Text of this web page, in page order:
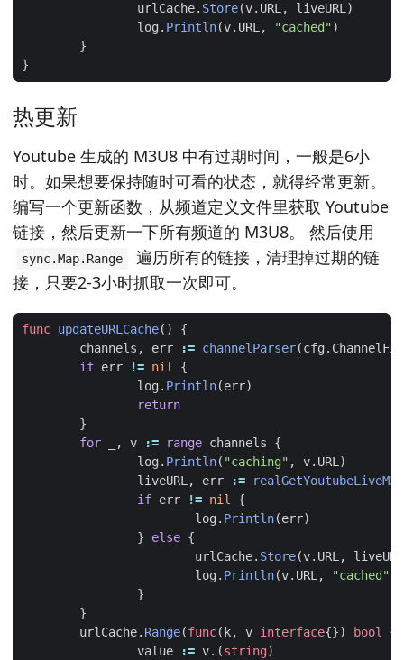
urlCache. Store(v. URL, liveURL)
log . Println(v. URL, "cached")
}
}
热更新
Youtube 生成的 M3U8 中有过期时间，一般是6小
时。如果想要保持随时可看的状态，就得经常更新。
编写一个更新函数，从频道定义文件里获取 Youtube
链接，然后更新一下所有频道的 M3U8。 然后使用
sync.Map.Range
遍历所有的链接，清理掉过期的链
接，只要2-3小时抓取一次即可。
func updateURLCache()
{
channels , err := channelParser(cfg .
if err != nil
{
log . Println(err)
return
}
for
, v := range channels
{
log . Println( "caching" , v. URL)
liveURL, err :=
if err != nil
{
log . Println(err)
}
else {
urlCache. Store(v. URL,
liveURL
log . Println(v. URL, "cached"
}
}
urlCache. Range(func( k, v interface{}) bool
{
value
:= v.(string)